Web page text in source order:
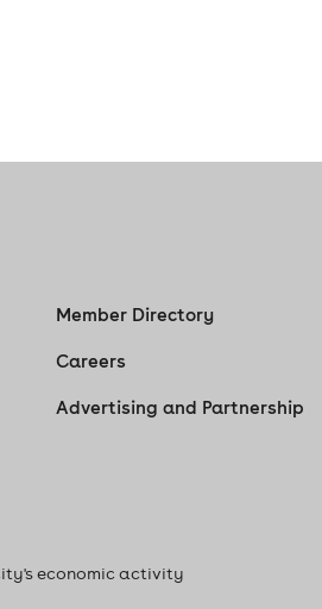
Member Directory
Careers
Advertising and Partnership
economic activity